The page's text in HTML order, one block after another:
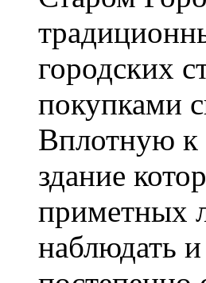
городских
покупками
Вплотную к
здание
приметных
наблюдать